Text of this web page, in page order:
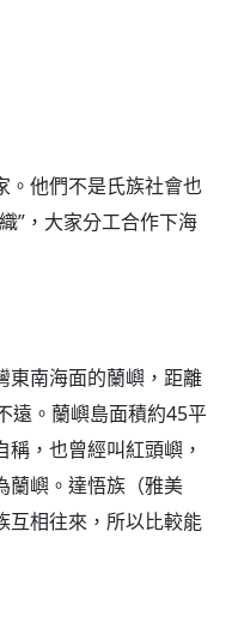
。他們不是氏族社會也
”，大家分工合作下海
東南海面的蘭嶼，距離
遠。蘭嶼島面積約45平
，也曾經叫紅頭嶼，
蘭嶼。達悟族（雅美
互相往來，所以比較能